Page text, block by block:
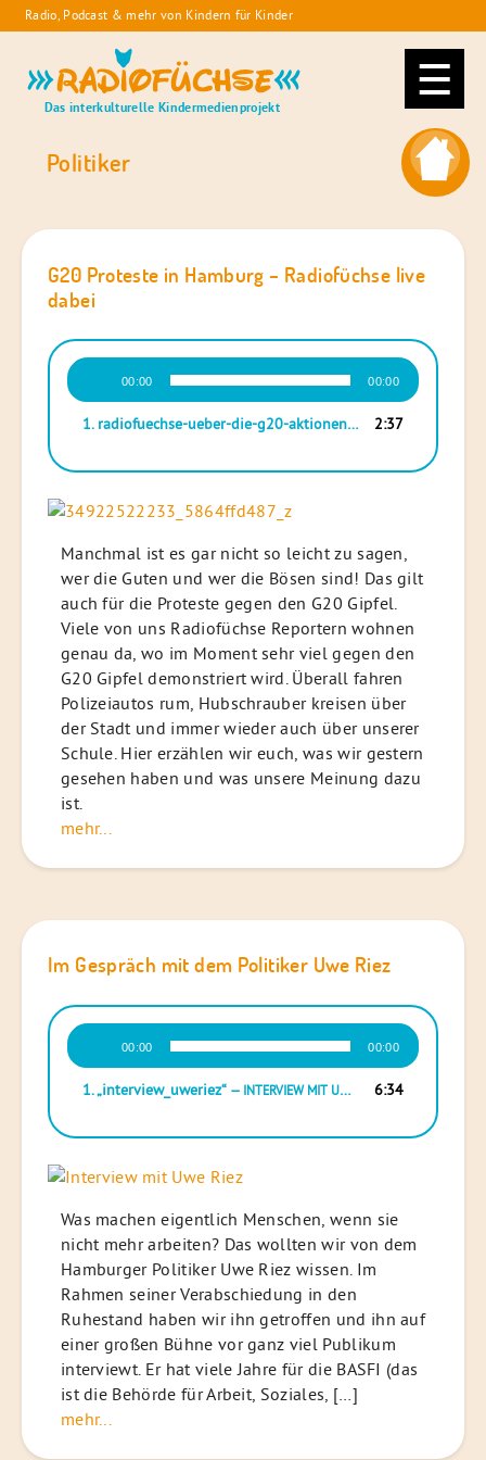
Skip
to
Radio, Podcast & mehr von Kindern für Kinder
Radiofüchse
Das interkulturelle Kindermedienprojekt
Politiker
G20 Proteste in Hamburg – Radiofüchse live
dabei
Audio-
Player
00:00 00:00
1. radiofuechse-ueber-die-g20-aktionen-inhamburg 2:37
Manchmal ist es gar nicht so leicht zu sagen,
wer die Guten und wer die Bösen sind! Das gilt
auch für die Proteste gegen den G20 Gipfel.
Viele von uns Radiofüchse Reportern wohnen
genau da, wo im Moment sehr viel gegen den
G20 Gipfel demonstriert wird. Überall fahren
Polizeiautos rum, Hubschrauber kreisen über
der Stadt und immer wieder auch über unserer
Schule. Hier erzählen wir euch, was wir gestern
gesehen haben und was unsere Meinung dazu
ist.
mehr...
Im Gespräch mit dem Politiker Uwe Riez
Audio-
Player
00:00 00:00
1.„interview_uweriez“ — INTERVIEW MIT UWE RIEZ 6:34
Was machen eigentlich Menschen, wenn sie
nicht mehr arbeiten? Das wollten wir von dem
Hamburger Politiker Uwe Riez wissen. Im
Rahmen seiner Verabschiedung in den
Ruhestand haben wir ihn getroffen und ihn auf
einer großen Bühne vor ganz viel Publikum
interviewt. Er hat viele Jahre für die BASFI (das
ist die Behörde für Arbeit, Soziales, […]
mehr...